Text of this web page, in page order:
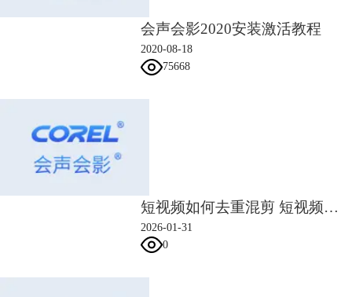
如果以上的操作还是不能达到你要的效果的，也可以右击设置字幕的自定
义动作。调整位置、大小、旋转角度等，如图5所示。
会声会影2020安装激活教程
2020-08-18
75668
短视频如何去重混剪 短视频制作技巧
2026-01-31
0